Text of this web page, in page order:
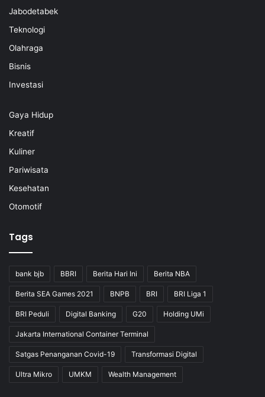
Jabodetabek
Teknologi
Olahraga
Bisnis
Investasi
Gaya Hidup
Kreatif
Kuliner
Pariwisata
Kesehatan
Otomotif
Tags
bank bjb BBRI Berita Hari Ini Berita NBA
Berita SEA Games 2021 BNPB BRI BRI Liga 1
BRI Peduli Digital Banking G20 Holding UMi
Jakarta International Container Terminal
Satgas Penanganan Covid-19 Transformasi Digital
Ultra Mikro UMKM Wealth Management